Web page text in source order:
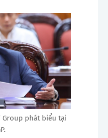
Group phát biểu tại